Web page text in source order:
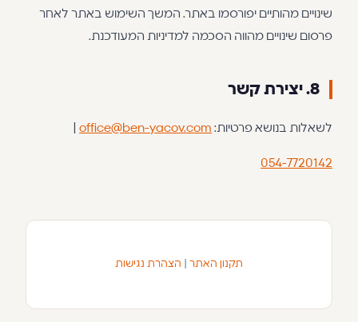
שינויים מהותיים יפורסמו באתר. המשך השימוש באתר לאחר
פרסום שינויים מהווה הסכמה למדיניות המעודכנת.
8. יצירת קשר
לשאלות בנושא פרטיות: office@ben-yacov.com
054-7720142
תקנון האתר הצהרת נגישות